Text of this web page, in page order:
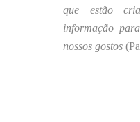
que estão
informação
nossos gostos